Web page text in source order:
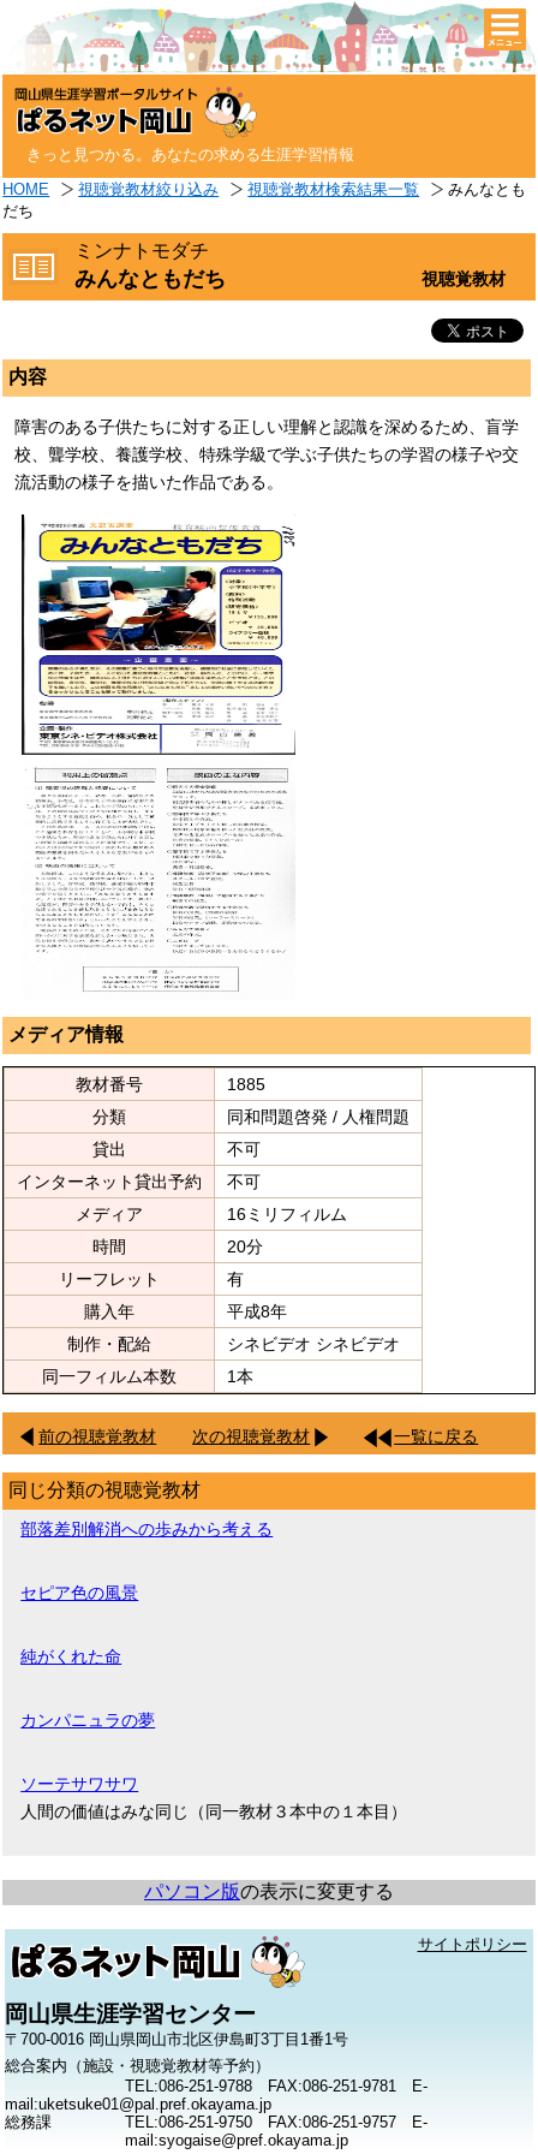
きっと見つかる。あなたの求める生涯学習情報
HOME 視聴覚教材絞り込み 視聴覚教材検索結果一覧
みんなとも
だち
ミンナトモダチ
みんなともだち 視聴覚教材
内容
障害のある子供たちに対する正しい理解と認識を深めるため、盲学
校、聾学校、養護学校、特殊学級で学ぶ子供たちの学習の様子や交
流活動の様子を描いた作品である。
メディア情報
教材番号
1885
分類
同和問題啓発 / 人権問題
貸出
不可
インターネット貸出予約
不可
メディア
16ミリフィルム
時間
20分
リーフレット
有
購入年
平成8年
制作・配給
シネビデオ シネビデオ
同一フィルム本数
1本
前の視聴覚教材 次の視聴覚教材 一覧に戻る
同じ分類の視聴覚教材
部落差別解消への歩みから考える
セピア色の風景
純がくれた命
カンパニュラの夢
ソーテサワサワ
人間の価値はみな同じ（同一教材３本中の１本目）
パソコン版の表示に変更する
サイトポリシー
岡山県生涯学習センター
〒700-0016 岡山県岡山市北区伊島町3丁目1番1号
総合案内（施設・視聴覚教材等予約）
TEL:086-251-9788 FAX:086-251-9781 E-
mail:uketsuke01@pal.pref.okayama.jp
総務課
TEL:086-251-9750 FAX:086-251-9757 E-
mail:syogaise@pref.okayama.jp